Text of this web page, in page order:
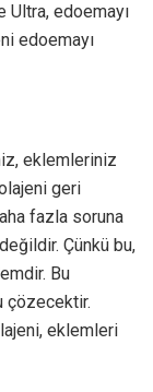
Ultra, edoemayı
edoemayı
eklemleriniz
geri
fazla soruna
Çünkü bu,
Bu
çözecektir.
eklemleri